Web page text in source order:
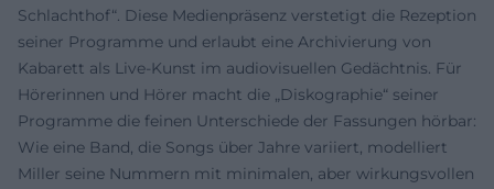
Schlachthof“. Diese Medienpräsenz verstetigt die Rezeption
seiner Programme und erlaubt eine Archivierung von
Kabarett als Live-Kunst im audiovisuellen Gedächtnis. Für
Hörerinnen und Hörer macht die „Diskographie“ seiner
Programme die feinen Unterschiede der Fassungen hörbar:
Wie eine Band, die Songs über Jahre variiert, modelliert
Miller seine Nummern mit minimalen, aber wirkungsvollen